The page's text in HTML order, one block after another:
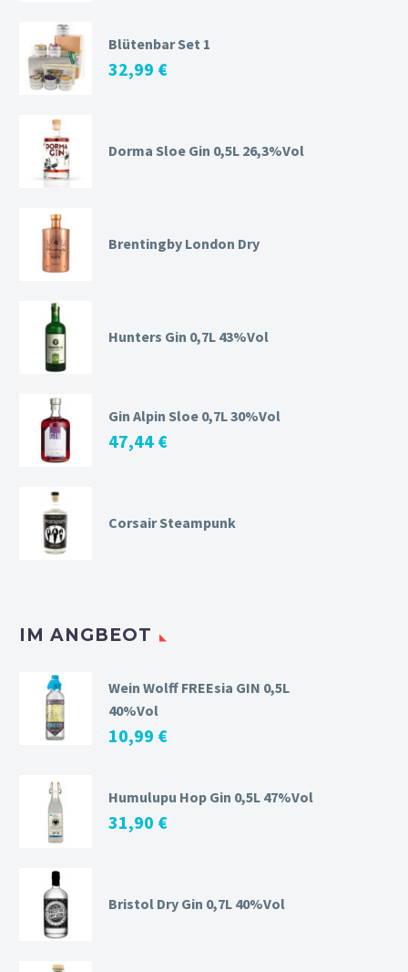
Blütenbar Set 1
32,99 €
Dorma Sloe Gin 0,5L 26,3%Vol
Brentingby London Dry
Hunters Gin 0,7L 43%Vol
Gin Alpin Sloe 0,7L 30%Vol
47,44 €
Corsair Steampunk
IM ANGBEOT
Wein Wolff FREEsia GIN 0,5L
40%Vol
10,99 €
Humulupu Hop Gin 0,5L 47%Vol
31,90 €
Bristol Dry Gin 0,7L 40%Vol